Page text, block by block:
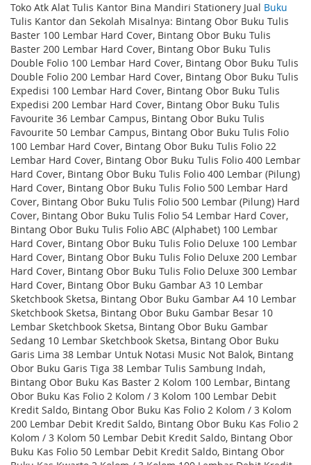
Toko Atk Alat Tulis Kantor Bina Mandiri Stationery Jual Buku
Tulis Kantor dan Sekolah Misalnya: Bintang Obor Buku Tulis
Baster 100 Lembar Hard Cover, Bintang Obor Buku Tulis
Baster 200 Lembar Hard Cover, Bintang Obor Buku Tulis
Double Folio 100 Lembar Hard Cover, Bintang Obor Buku Tulis
Double Folio 200 Lembar Hard Cover, Bintang Obor Buku Tulis
Expedisi 100 Lembar Hard Cover, Bintang Obor Buku Tulis
Expedisi 200 Lembar Hard Cover, Bintang Obor Buku Tulis
Favourite 36 Lembar Campus, Bintang Obor Buku Tulis
Favourite 50 Lembar Campus, Bintang Obor Buku Tulis Folio
100 Lembar Hard Cover, Bintang Obor Buku Tulis Folio 22
Lembar Hard Cover, Bintang Obor Buku Tulis Folio 400 Lembar
Hard Cover, Bintang Obor Buku Tulis Folio 400 Lembar (Pilung)
Hard Cover, Bintang Obor Buku Tulis Folio 500 Lembar Hard
Cover, Bintang Obor Buku Tulis Folio 500 Lembar (Pilung) Hard
Cover, Bintang Obor Buku Tulis Folio 54 Lembar Hard Cover,
Bintang Obor Buku Tulis Folio ABC (Alphabet) 100 Lembar
Hard Cover, Bintang Obor Buku Tulis Folio Deluxe 100 Lembar
Hard Cover, Bintang Obor Buku Tulis Folio Deluxe 200 Lembar
Hard Cover, Bintang Obor Buku Tulis Folio Deluxe 300 Lembar
Hard Cover, Bintang Obor Buku Gambar A3 10 Lembar
Sketchbook Sketsa, Bintang Obor Buku Gambar A4 10 Lembar
Sketchbook Sketsa, Bintang Obor Buku Gambar Besar 10
Lembar Sketchbook Sketsa, Bintang Obor Buku Gambar
Sedang 10 Lembar Sketchbook Sketsa, Bintang Obor Buku
Garis Lima 38 Lembar Untuk Notasi Music Not Balok, Bintang
Obor Buku Garis Tiga 38 Lembar Tulis Sambung Indah,
Bintang Obor Buku Kas Baster 2 Kolom 100 Lembar, Bintang
Obor Buku Kas Folio 2 Kolom / 3 Kolom 100 Lembar Debit
Kredit Saldo, Bintang Obor Buku Kas Folio 2 Kolom / 3 Kolom
200 Lembar Debit Kredit Saldo, Bintang Obor Buku Kas Folio 2
Kolom / 3 Kolom 50 Lembar Debit Kredit Saldo, Bintang Obor
Buku Kas Folio 50 Lembar Debit Kredit Saldo, Bintang Obor